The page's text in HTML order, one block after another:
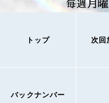
トップ 次回
バックナンバー